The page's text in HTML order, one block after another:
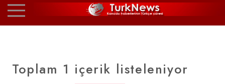
Toplam 1 içerik listeleniyor